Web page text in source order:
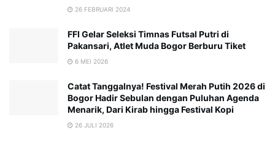
26 FEBRUARI 2024
FFI Gelar Seleksi Timnas Futsal Putri di
Pakansari, Atlet Muda Bogor Berburu Tiket
6 MEI 2026
Catat Tanggalnya! Festival Merah Putih 2026 di
Bogor Hadir Sebulan dengan Puluhan Agenda
Menarik, Dari Kirab hingga Festival Kopi
26 JULI 2026